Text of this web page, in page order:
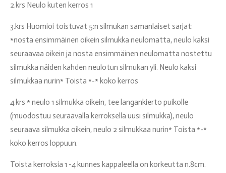
2.krs Neulo kuten kerros 1
3.krs Huomioi toistuvat 5:n silmukan samanlaiset sarjat:
*nosta ensimmäinen oikein silmukka neulomatta, neulo kaksi
seuraavaa oikein ja nosta ensimmäinen neulomatta nostettu
silmukka näiden kahden neulotun silmukan yli. Neulo kaksi
silmukkaa nurin* Toista *-* koko kerros
4.krs * neulo 1 silmukka oikein, tee langankierto puikolle
(muodostuu seuraavalla kerroksella uusi silmukka), neulo
seuraava silmukka oikein, neulo 2 silmukkaa nurin* Toista *-*
koko kerros loppuun.
Toista kerroksia 1 -4 kunnes kappaleella on korkeutta n.8cm.